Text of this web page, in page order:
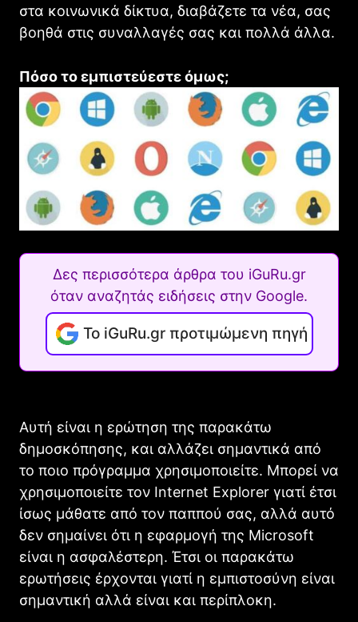
στα κοινωνικά δίκτυα, διαβάζετε τα νέα, σας
βοηθά στις συναλλαγές σας και πολλά άλλα.
Πόσο το εμπιστεύεστε όμως;
Δες περισσότερα άρθρα του iGuRu.gr
όταν αναζητάς ειδήσεις στην Google.
Το iGuRu.gr προτιμώμενη πηγή
Αυτή είναι η ερώτηση της παρακάτω
δημοσκόπησης, και αλλάζει σημαντικά από
το ποιο πρόγραμμα χρησιμοποιείτε. Μπορεί να
χρησιμοποιείτε τον Internet Explorer γιατί έτσι
ίσως μάθατε από τον παππού σας, αλλά αυτό
δεν σημαίνει ότι η εφαρμογή της Microsoft
είναι η ασφαλέστερη. Έτσι οι παρακάτω
ερωτήσεις έρχονται γιατί η εμπιστοσύνη είναι
σημαντική αλλά είναι και περίπλοκη.